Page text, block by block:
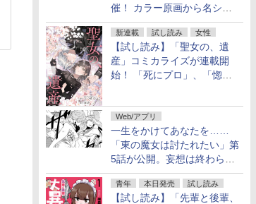
催！ カラー原画から名シー
ンの原稿まで
新連載 試し読み 女性
【試し読み】「聖女の、遺
産」コミカライズが連載開
始！ 「死にプロ」、「惚れ
Web/アプリ
一生をかけてあなたを……
「東の魔女は討たれたい」第
5話が公開。妄想は終わらな
い
青年 本日発売 試し読み
【試し読み】「先輩と後輩、